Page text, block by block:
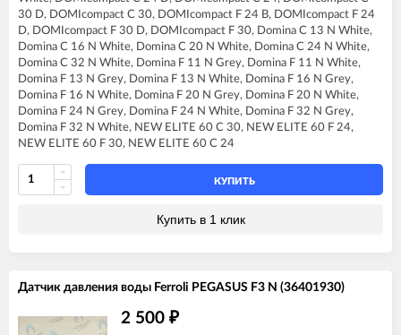
FERROLI BLUEHELIX TECH 35C
FERROLI BLUEHELIX TECH RRT 24 C
FERROLI BLUEHELIX TECH RRT 24 H
FERROLI BLUEHELIX TECH RRT 30 H
FERROLI BLUEHELIX TECH RRT 34 C
FERROLI DIVA C13
FERROLI DIVA C16
FERROLI DIVA C20
FERROLI DIVA C24
FERROLI DIVA C28
FERROLI DIVA C32
FERROLI DIVA F16
FERROLI DIVA F20
FERROLI DIVA F24
FERROLI DIVA HC24
FERROLI DIVA HF24
FERROLI DIVA HF32
30 D, DOMIcompact C 30, DOMIcompact F 24 B, DOMIcompact F 24
D, DOMIcompact F 30 D, DOMIcompact F 30, Domina C 13 N White,
Domina C 16 N White, Domina C 20 N White, Domina C 24 N White,
Domina C 32 N White, Domina F 11 N Grey, Domina F 11 N White,
Domina F 13 N Grey, Domina F 13 N White, Domina F 16 N Grey,
Domina F 16 N White, Domina F 20 N Grey, Domina F 20 N White,
Domina F 24 N Grey, Domina F 24 N White, Domina F 32 N Grey,
Domina F 32 N White, NEW ELITE 60 C 30, NEW ELITE 60 F 24,
NEW ELITE 60 F 30, NEW ELITE 60 С 24
КУПИТЬ
Купить в 1 клик
Датчик давления воды Ferroli PEGASUS F3 N (36401930)
2 500 ₽